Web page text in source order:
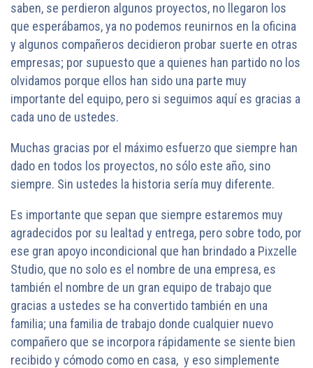
saben, se perdieron algunos proyectos, no llegaron los
que esperábamos, ya no podemos reunirnos en la oficina
y algunos compañeros decidieron probar suerte en otras
empresas; por supuesto que a quienes han partido no los
olvidamos porque ellos han sido una parte muy
importante del equipo, pero si seguimos aquí es gracias a
cada uno de ustedes.
Muchas gracias por el máximo esfuerzo que siempre han
dado en todos los proyectos, no sólo este año, sino
siempre. Sin ustedes la historia sería muy diferente.
Es importante que sepan que siempre estaremos muy
agradecidos por su lealtad y entrega, pero sobre todo, por
ese gran apoyo incondicional que han brindado a Pixzelle
Studio, que no solo es el nombre de una empresa, es
también el nombre de un gran equipo de trabajo que
gracias a ustedes se ha convertido también en una
familia; una familia de trabajo donde cualquier nuevo
compañero que se incorpora rápidamente se siente bien
recibido y cómodo como en casa, y eso simplemente